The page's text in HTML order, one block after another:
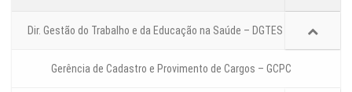
Dir. Gestão do Trabalho e da Educação na Saúde – DGTES
Gerência de Cadastro e Provimento de Cargos – GCPC